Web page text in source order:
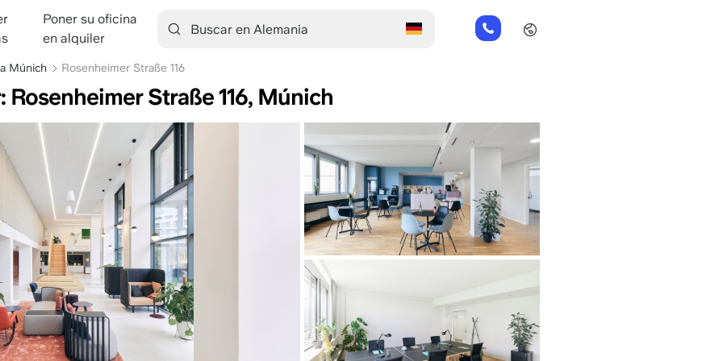
Poner su oficina
en alquiler
+49
151
Múnich Rosenheimer Straße 116
Straße 116, Múnich